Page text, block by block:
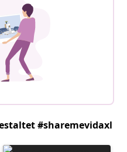
#sharemevidaxl